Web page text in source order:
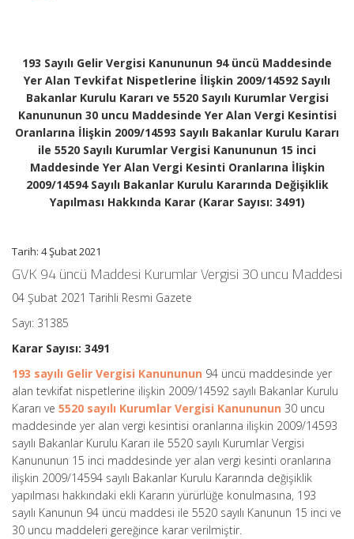
Kanununun
uncu
Maddesinde
Yer
Alan
Vergi
Kesintisi
Oranlarına
İlişkin
2009/14593
Sayılı
Kararı
5520
Kurumlar
inci
Maddesinde
Yer
Alan
Vergi
Kesinti
Oranlarına
İlişkin
2009/14594
Sayılı
Bakanlar
Kurulu
Kararında
Değişiklik
193 Sayılı Gelir Vergisi Kanununun 94 üncü Maddesinde
Yer Alan Tevkifat Nispetlerine İlişkin 2009/14592 Sayılı
Bakanlar Kurulu Kararı ve 5520 Sayılı Kurumlar Vergisi
Kanununun 30 uncu Maddesinde Yer Alan Vergi Kesintisi
Oranlarına İlişkin 2009/14593 Sayılı Bakanlar Kurulu Kararı
ile 5520 Sayılı Kurumlar Vergisi Kanununun 15 inci
Maddesinde Yer Alan Vergi Kesinti Oranlarına İlişkin
2009/14594 Sayılı Bakanlar Kurulu Kararında Değişiklik
Yapılması Hakkında Karar (Karar Sayısı: 3491)
Tarih: 4 Şubat 2021
GVK 94 üncü Maddesi Kurumlar Vergisi 30 uncu Maddesi
04 Şubat 2021 Tarihli Resmi Gazete
Sayı: 31385
Karar Sayısı: 3491
193 sayılı Gelir Vergisi Kanununun 94 üncü maddesinde yer
alan tevkifat nispetlerine ilişkin 2009/14592 sayılı Bakanlar Kurulu
Kararı ve 5520 sayılı Kurumlar Vergisi Kanununun 30 uncu
maddesinde yer alan vergi kesintisi oranlarına ilişkin 2009/14593
sayılı Bakanlar Kurulu Kararı ile 5520 sayılı Kurumlar Vergisi
Kanununun 15 inci maddesinde yer alan vergi kesinti oranlarına
ilişkin 2009/14594 sayılı Bakanlar Kurulu Kararında değişiklik
yapılması hakkındaki ekli Kararın yürürlüğe konulmasına, 193
sayılı Kanunun 94 üncü maddesi ile 5520 sayılı Kanunun 15 inci ve
30 uncu maddeleri gereğince karar verilmiştir.